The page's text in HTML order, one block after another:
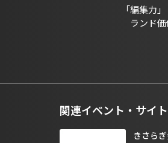
「編集力
ランド
関連イベント・サイト
きさら